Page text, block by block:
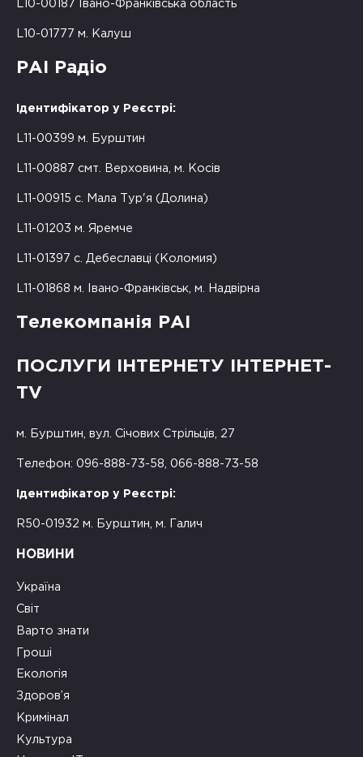
L10-00187 Івано-Франківська область
L10-01777 м. Калуш
РАІ Радіо
Ідентифікатор у Реєстрі:
L11-00399 м. Бурштин
L11-00887 смт. Верховина, м. Косів
L11-00915 с. Мала Тур'я (Долина)
L11-01203 м. Яремче
L11-01397 с. Дебеславці (Коломия)
L11-01868 м. Івано-Франківськ, м. Надвірна
Телекомпанія РАІ
ПОСЛУГИ ІНТЕРНЕТУ ІНТЕРНЕТ-
TV
м. Бурштин, вул. Січових Стрільців, 27
Телефон: 096-888-73-58, 066-888-73-58
Ідентифікатор у Реєстрі:
R50-01932 м. Бурштин, м. Галич
НОВИНИ
Україна
Світ
Варто знати
Гроші
Екологія
Здоров’я
Кримінал
Культура